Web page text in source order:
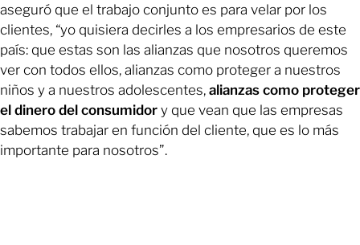
aseguró que el trabajo conjunto es para velar por los
clientes, “yo quisiera decirles a los empresarios de este
país: que estas son las alianzas que nosotros queremos
ver con todos ellos, alianzas como proteger a nuestros
niños y a nuestros adolescentes, alianzas como proteger
el dinero del consumidor y que vean que las empresas
sabemos trabajar en función del cliente, que es lo más
importante para nosotros”.